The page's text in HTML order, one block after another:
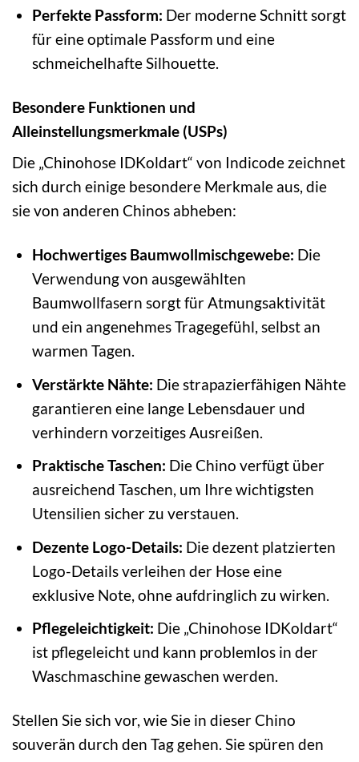
Perfekte Passform: Der moderne Schnitt sorgt
für eine optimale Passform und eine
schmeichelhafte Silhouette.
Besondere Funktionen und
Alleinstellungsmerkmale (USPs)
Die „Chinohose IDKoldart“ von Indicode zeichnet
sich durch einige besondere Merkmale aus, die
sie von anderen Chinos abheben:
Hochwertiges Baumwollmischgewebe: Die
Verwendung von ausgewählten
Baumwollfasern sorgt für Atmungsaktivität
und ein angenehmes Tragegefühl, selbst an
warmen Tagen.
Verstärkte Nähte: Die strapazierfähigen Nähte
garantieren eine lange Lebensdauer und
verhindern vorzeitiges Ausreißen.
Praktische Taschen: Die Chino verfügt über
ausreichend Taschen, um Ihre wichtigsten
Utensilien sicher zu verstauen.
Dezente Logo-Details: Die dezent platzierten
Logo-Details verleihen der Hose eine
exklusive Note, ohne aufdringlich zu wirken.
Pflegeleichtigkeit: Die „Chinohose IDKoldart“
ist pflegeleicht und kann problemlos in der
Waschmaschine gewaschen werden.
Stellen Sie sich vor, wie Sie in dieser Chino
souverän durch den Tag gehen. Sie spüren den